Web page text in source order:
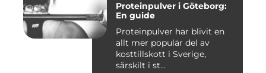
Proteinpulver i Göteborg:
En guide
Proteinpulver har blivit en
allt mer populär del av
kosttillskott i Sverige,
särskilt i st...